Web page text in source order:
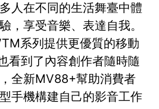
人在不同的生活舞臺中體
，享受音樂、表達自我。
系列提供更優質的移動
看到了內容創作者隨時隨
全新MV88+幫助消費者
手機構建自己的影音工作